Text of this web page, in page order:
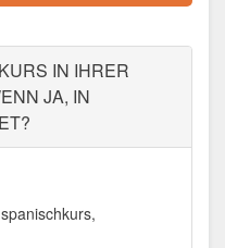
IN IHRER
JA, IN